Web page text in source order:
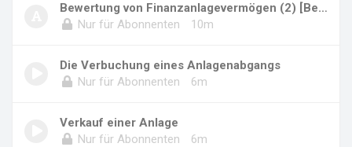
Bewertung von Finanzanlagevermögen (2) [Beisp...
Nur für Abonnenten
10m
Die Verbuchung eines Anlagenabgangs
Nur für Abonnenten
6m
Verkauf einer Anlage
Nur für Abonnenten
6m